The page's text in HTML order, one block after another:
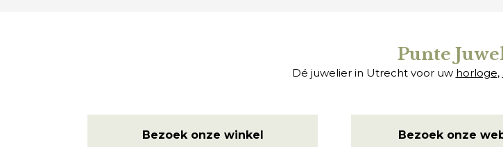
Punte
Dé juwelier in Utrecht voor uw horloge,
Bezoek onze winkel Bezoek onze